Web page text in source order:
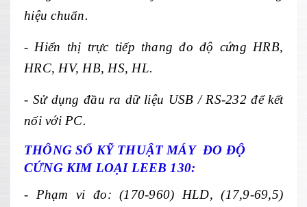
hiệu chuẩn.
- Hiển thị trực tiếp thang đo độ cứng HRB,
HRC, HV, HB, HS, HL.
- Sử dụng đầu ra dữ liệu USB / RS-232 để kết
nối với PC.
THÔNG SỐ KỸ THUẬT MÁY ĐO ĐỘ
CỨNG KIM LOẠI LEEB 130:
- Phạm vi đo: (170-960) HLD, (17,9-69,5)